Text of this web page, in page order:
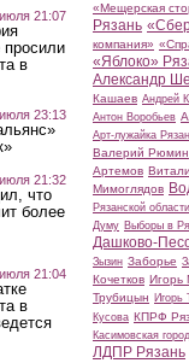
21:07
просили
в
23:13
21:32
что
более
21:04
в
«Мещерская
Рязань
компания»
«Яблоко»
Александр
Кашаев Андрей
Антон Воробьев
Арт-лужайка
Валерий Рюмин
Артемов
Мимоглядов
Рязанской области
Думу Выборы в
Дашково-
Зызин Заборье
Кочетков Игорь
Трубицын Игорь
Кусова КПРФ
Касимовская
ЛДПР Рязань